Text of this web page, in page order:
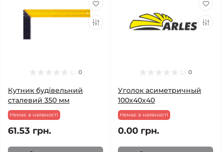
0
Кутник будівельний
сталевий 350 мм
Немає в наявності
61.53 грн.
0
Уголок асиметричный
100х40х40
Немає в наявності
0.00 грн.